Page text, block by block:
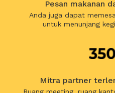
Pesan makanan
Anda juga dapat
untuk menunjang
Mitra partner